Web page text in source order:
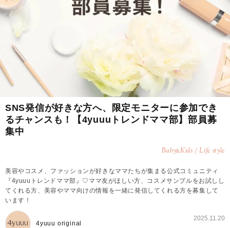
SNS発信が好きな方へ、限定モニターに参加でき
るチャンスも！【4yuuuトレンドママ部】部員募
集中
Baby&Kids / Life style
美容やコスメ、ファッションが好きなママたちが集まる公式コミュニティ
『4yuuuトレンドママ部』♡ママ友がほしい方、コスメサンプルをお試しし
てくれる方、美容やママ向けの情報を一緒に発信してくれる方を募集して
います！
4yuuu original
2025.11.20